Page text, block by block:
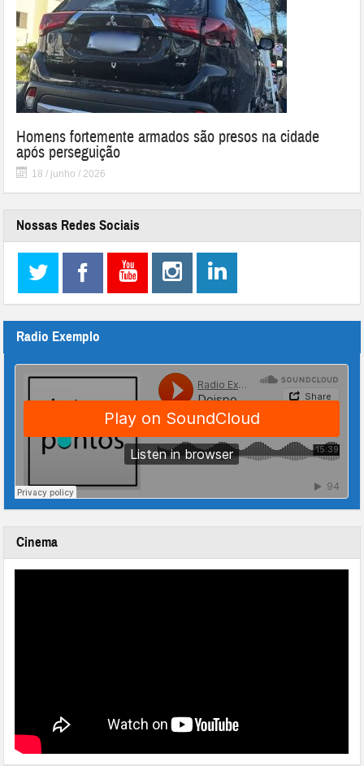
Homens fortemente armados são presos na cidade
após perseguição
18 / junho / 2026
Nossas Redes Sociais
Radio Exemplo
Cinema